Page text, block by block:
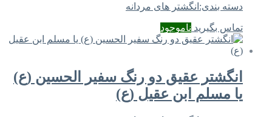
دسته بندی: انگشتر های مردانه
تماس بگیرید ناموجود
انگشتر عقیق دو رنگ سفیر الحسین (ع)
یا مسلم ابن عقیل (ع)